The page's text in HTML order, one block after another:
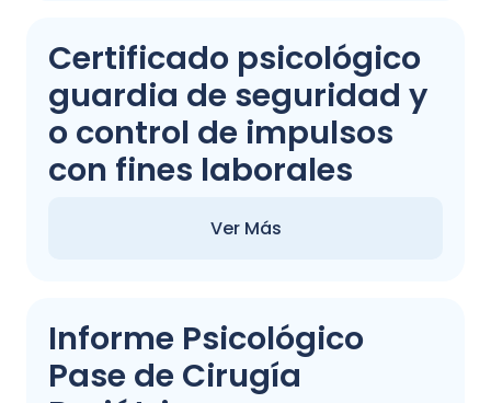
Certificado psicológico
guardia de seguridad y
o control de impulsos
con fines laborales
Ver Más
Informe Psicológico
Pase de Cirugía